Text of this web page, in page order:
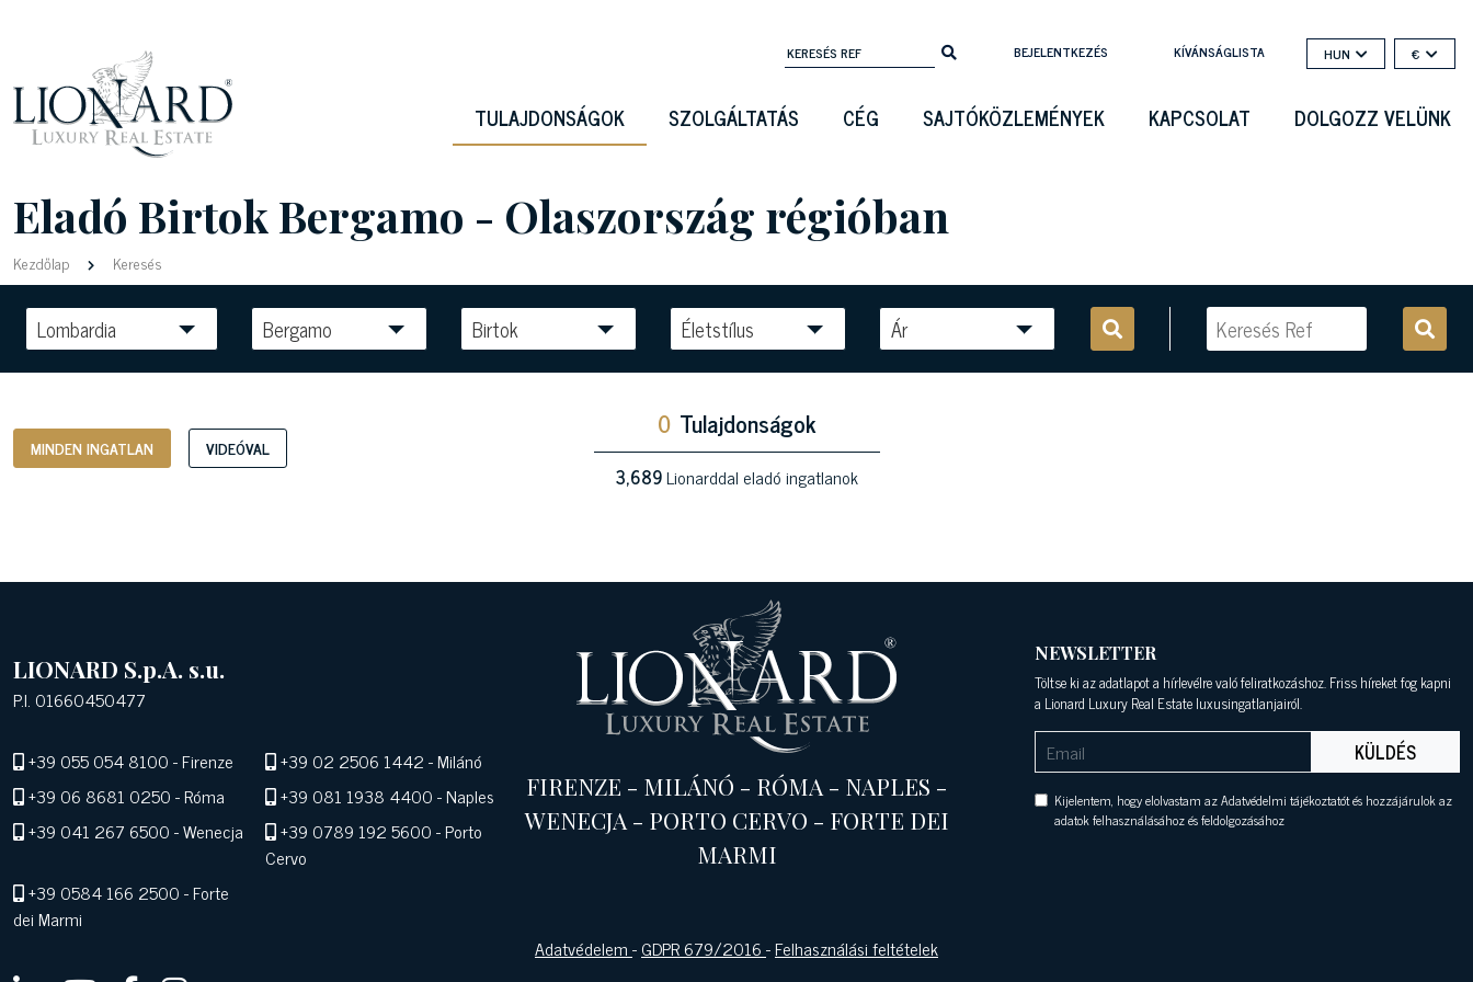
BEJELENTKEZÉS KÍVÁNSÁGLISTA HUN €
TULAJDONSÁGOK SZOLGÁLTATÁS CÉG SAJTÓKÖZLEMÉNYEK KAPCSOLAT DOLGOZZ VELÜNK
Eladó Birtok Bergamo - Olaszország régióban
Kezdőlap Keresés
Lombardia Bergamo Birtok Életstílus Ár
MINDEN INGATLAN VIDEÓVAL
0 Tulajdonságok
3,689Lionarddal eladó ingatlanok
LIONARD S.p.A. s.u.
P.I. 01660450477
+39 055 054 8100- Firenze +39 02 2506 1442- Milánó
+39 06 8681 0250- Róma +39 081 1938 4400- Naples
+39 041 267 6500- Wenecja +39 0789 192 5600- Porto
Cervo
+39 0584 166 2500- Forte
dei Marmi
FIRENZE - MILÁNÓ - RÓMA - NAPLES -
WENECJA - PORTO CERVO - FORTE DEI
MARMI
Adatvédelem-GDPR 679/2016-Felhasználási feltételek
NEWSLETTER
Töltse ki az adatlapot a hírlevélre való feliratkozáshoz. Friss híreket fog kapni
a Lionard Luxury Real Estate luxusingatlanjairól.
KÜLDÉS
Kijelentem, hogy elolvastam az Adatvédelmi tájékoztatót és hozzájárulok az
adatok felhasználásához és feldolgozásához